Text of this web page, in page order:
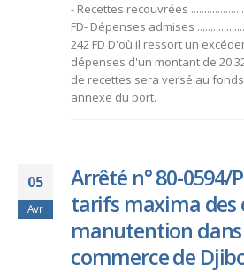
- Recettes recouvrées
FD- Dépenses admises
242 FD D'où il ressort un
dépenses d'un montant de 20
de recettes sera versé au
annexe du port.
05
Avr
Arrêté n° 80-0594/
tarifs maxima des
manutention
commerce de